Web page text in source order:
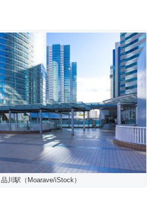
品川駅（Moarave/iStock）